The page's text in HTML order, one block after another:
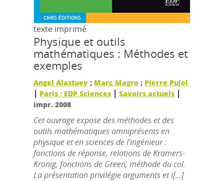
texte imprimé
Physique et outils
mathématiques : Méthodes et
exemples
Angel Alastuey ; Marc Magro ; Pierre Pujol
| Paris : EDP Sciences |Savoirs actuels |
impr. 2008
Cet ouvrage expose des méthodes et des
outils mathématiques omniprésents en
physique et en sciences de l'ingénieur :
fonctions de réponse, relations de Kramers-
Kronig, fonctions de Green, méthode du col.
La présentation privilégie arguments et i[...]